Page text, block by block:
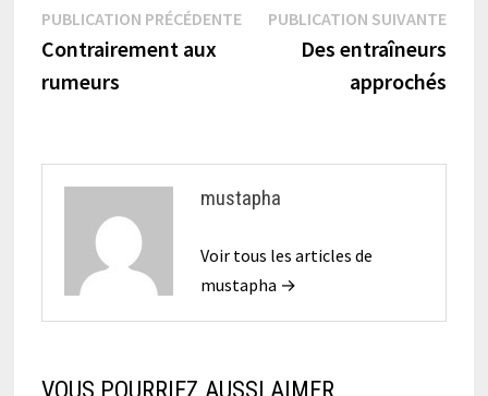
Navigation
de
PUBLICATION PRÉCÉDENTEPublication
précédente :
Contrairement aux
rumeurs
PUBLICATION SUIVANTE
Des entraîneurs
approchés
mustapha
Voir tous les articles de
mustapha →
VOUS POURRIEZ AUSSI AIMER